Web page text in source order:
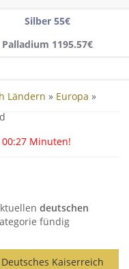
Silber 55€
Palladium 1195.57€
Ländern » Europa »
00:26 Minuten!
deutschen
fündig
Deutsches Kaiserreich